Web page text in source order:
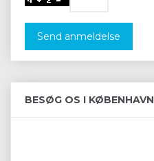
Send anmeldelse
BESØG OS I KØBENHAVN